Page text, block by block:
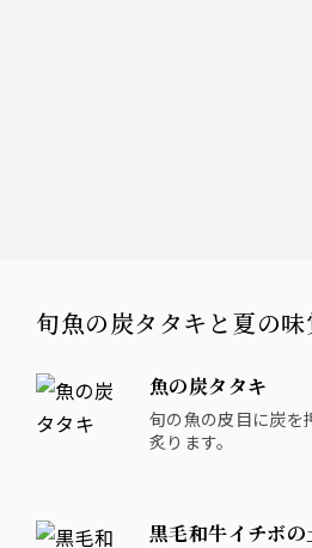
旬魚の炭タタキと夏の
魚の炭タタキ
旬の魚の皮目に炭を
炙ります。
黒毛和牛イチボ